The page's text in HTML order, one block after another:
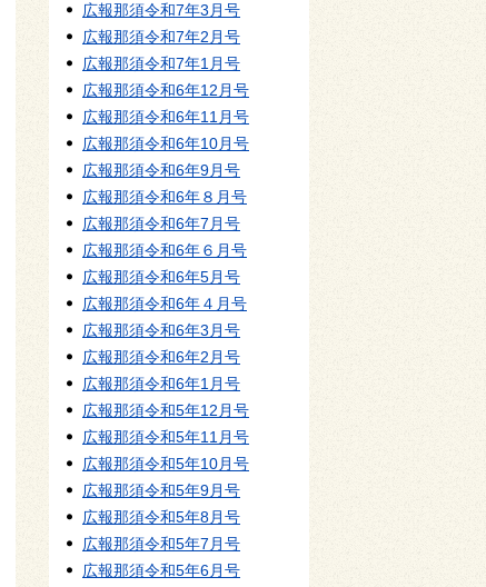
広報那須令和7年3月号
広報那須令和7年2月号
広報那須令和7年1月号
広報那須令和6年12月号
広報那須令和6年11月号
広報那須令和6年10月号
広報那須令和6年9月号
広報那須令和6年８月号
広報那須令和6年7月号
広報那須令和6年６月号
広報那須令和6年5月号
広報那須令和6年４月号
広報那須令和6年3月号
広報那須令和6年2月号
広報那須令和6年1月号
広報那須令和5年12月号
広報那須令和5年11月号
広報那須令和5年10月号
広報那須令和5年9月号
広報那須令和5年8月号
広報那須令和5年7月号
広報那須令和5年6月号